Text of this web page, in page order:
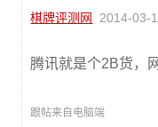
棋牌评测网 2014-03-
腾讯就是个2B货，
跟帖来自电脑端